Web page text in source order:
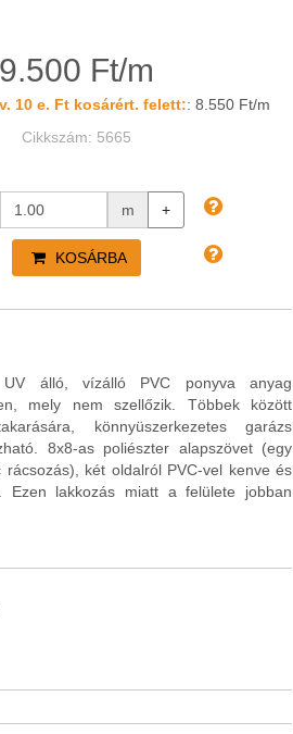
9.500 Ft/m
10 e. Ft kosárért. felett:: 8.550 Ft/m
Cikkszám: 5665
m +
KOSÁRBA
álló, vízálló PVC ponyva anyag
mely nem szellőzik. Többek között
könnyüszerkezetes garázs
8x8-as poliészter alapszövet (egy
rácsozás), két oldalról PVC-vel kenve és
Ezen lakkozás miatt a felülete jobban